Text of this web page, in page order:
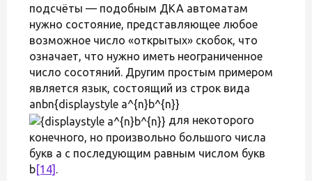
подсчёты — подобным ДКА автоматам
нужно состояние, представляющее любое
возможное число «открытых» скобок, что
означает, что нужно иметь неограниченное
число сосотяний. Другим простым примером
является язык, состоящий из строк вида
anbn{displaystyle a^{n}b^{n}}
для некоторого
конечного, но произвольно большого числа
букв a с последующим равным числом букв
b[14] .